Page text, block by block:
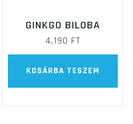
GINKGO BILOBA
4,190 FT
KOSÁRBA TESZEM